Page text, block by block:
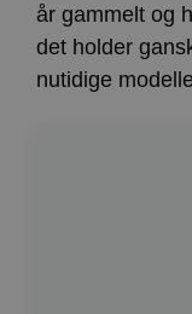
år gammelt og
det holder
nutidige